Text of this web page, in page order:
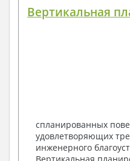
Поэтажные
Разрезы и состав
Фасады с
Элементы
Ведомость
Архитектурные
2. Конструктивный
Вертикальная
спланированных
удовлетворяющих
инженерного